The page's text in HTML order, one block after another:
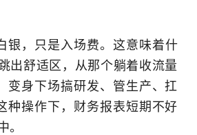
银，只是入场费。这意味着什
出舒适区，从那个躺着收流量
变身下场搞研发、管生产、扛
种操作下，财务报表短期不好
。